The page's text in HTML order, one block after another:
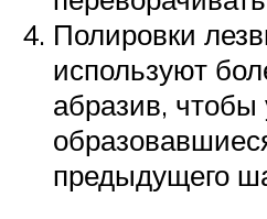
Полировки
используют
абразив, чтобы
предыдущего